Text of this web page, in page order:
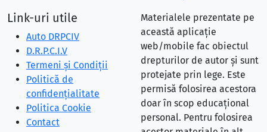
Link-uri utile
Auto DRPCIV
D.R.P.C.I.V
Termeni și Condiții
Politică de
confidențialitate
Politica Cookie
Contact
Materialele prezentate pe
această aplicație
web/mobile fac obiectul
drepturilor de autor și sunt
protejate prin lege. Este
permisă folosirea acestora
doar în scop educațional
personal. Pentru folosirea